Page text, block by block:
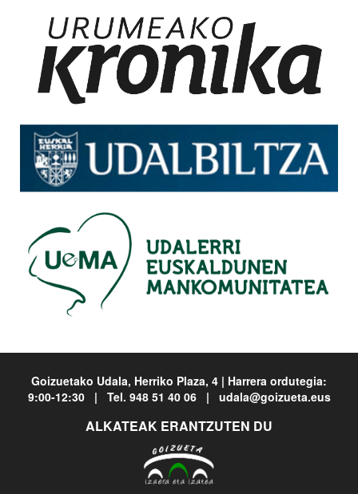
Goizuetako Udala, Herriko Plaza, 4 | Harrera ordutegia:
9:00-12:30 | Tel. 948 51 40 06 | udala@goizueta.eus
ALKATEAK ERANTZUTEN DU